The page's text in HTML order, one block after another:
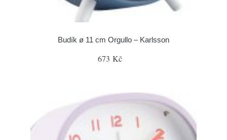
Budík ø 11 cm Orgullo – Karlsson
673 Kč